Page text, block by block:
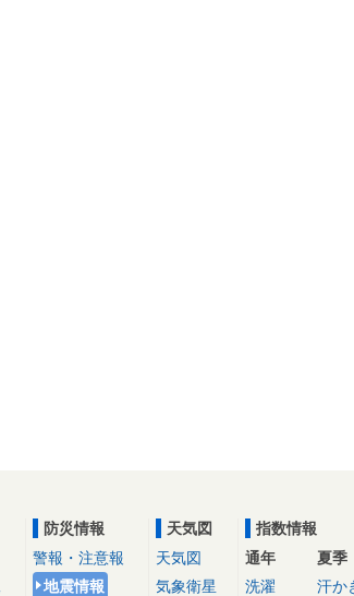
防災情報
警報・注意報
地震情報
天気図
天気図
気象衛星
指数情報
通年
洗濯
夏季
汗か